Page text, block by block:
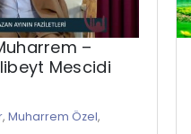
–
Mescidi
, Muharrem Özel,